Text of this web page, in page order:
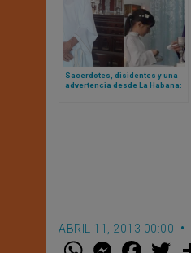
Sacerdotes, disidentes y una
advertencia desde La Habana:
ABRIL 11, 2013 00:00
W M F